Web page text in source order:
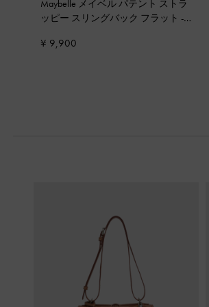
Maybelle メイベル パテント ストラ
ッピー スリングバック フラット -
¥ 9,900